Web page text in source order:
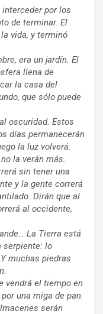
interceder por los
de terminar. El
vida, y terminó
era un jardín. El
llena de
la casa del
que sólo puede
oscuridad. Estos
días permanecerán
la luz volverá.
la verán más.
sin tener una
y la gente correrá
Dirán que al
al occidente,
La Tierra está
serpiente: lo
muchas piedras
vendrá el tiempo en
una miga de pan.
serán